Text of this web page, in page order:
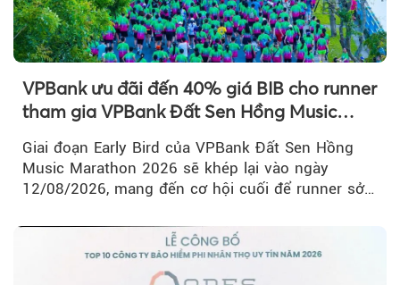
VPBank ưu đãi đến 40% giá BIB cho runner
tham gia VPBank Đất Sen Hồng Music
Giai đoạn Early Bird của VPBank Đất Sen Hồng
Music Marathon 2026 sẽ khép lại vào ngày
12/08/2026, mang đến cơ hội cuối để runner sở